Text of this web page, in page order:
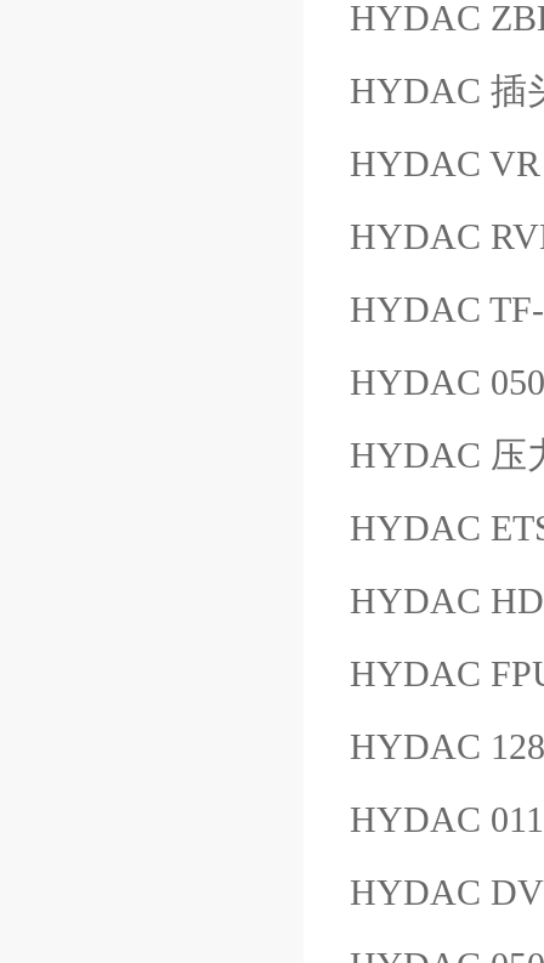
HYDAC
HYDAC 插
HYDAC
HYDAC
HYDAC
HYDAC
HYDAC 压
HYDAC
HYDAC
HYDAC
HYDAC
HYDAC
HYDAC